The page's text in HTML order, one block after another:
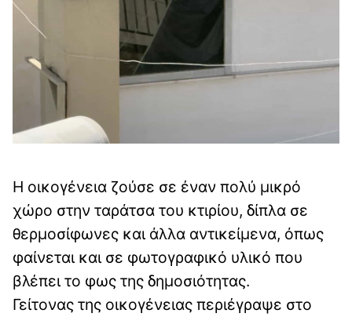
Η οικογένεια ζούσε σε έναν πολύ μικρό
χώρο στην ταράτσα του κτιρίου, δίπλα σε
θερμοσίφωνες και άλλα αντικείμενα, όπως
φαίνεται και σε φωτογραφικό υλικό που
βλέπει το φως της δημοσιότητας.
Γείτονας της οικογένειας περιέγραψε στο